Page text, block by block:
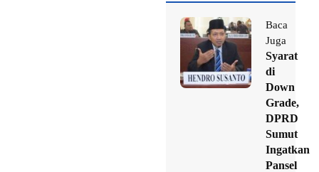
Baca
Juga
Syarat
di
Down
Grade,
DPRD
Sumut
Ingatkan
Pansel